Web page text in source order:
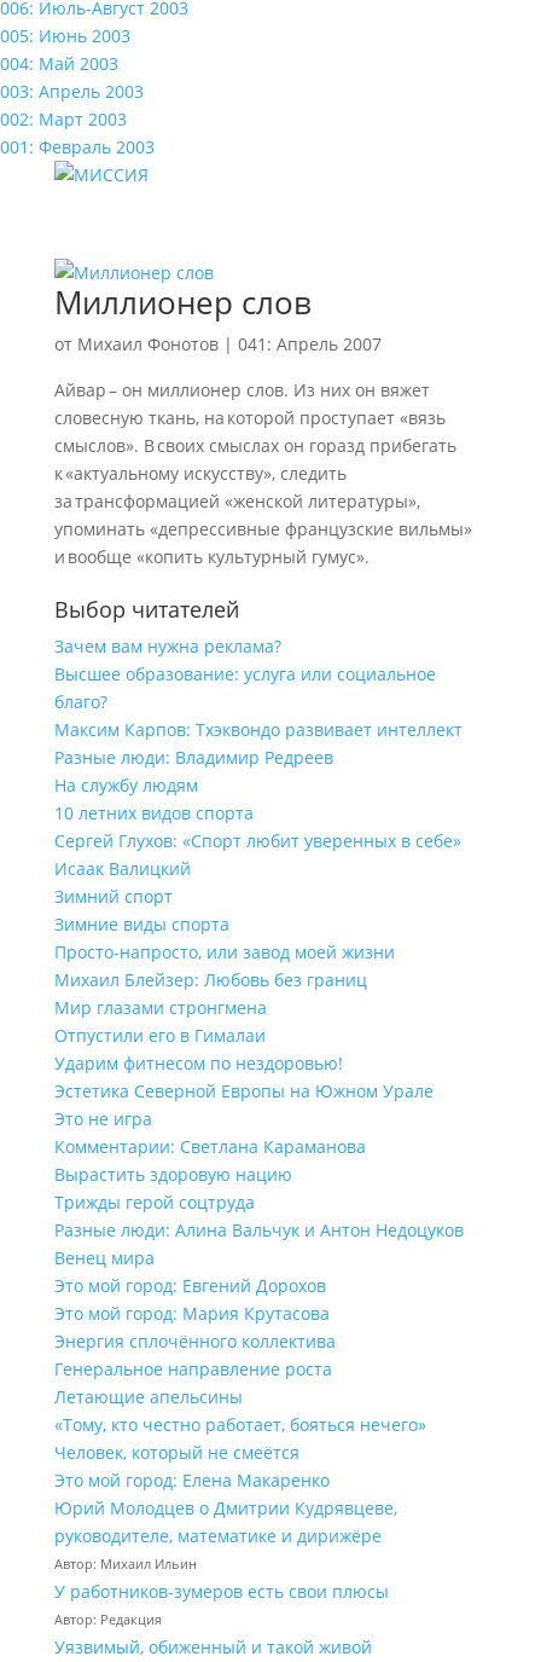
006: Июль-Август 2003
005: Июнь 2003
004: Май 2003
003: Апрель 2003
002: Март 2003
001: Февраль 2003
Миллионер слов
от Михаил Фонотов| 041: Апрель 2007
Айвар – он миллионер слов. Из них он вяжет
словесную ткань, на которой проступает «вязь
смыслов». В своих смыслах он горазд прибегать
к «актуальному искусству», следить
за трансформацией «женской литературы»,
упоминать «депрессивные французские вильмы»
и вообще «копить культурный гумус».
Выбор читателей
Зачем вам нужна реклама?
Высшее образование: услуга или социальное
благо?
Максим Карпов: Тхэквондо развивает интеллект
Разные люди: Владимир Редреев
На службу людям
10 летних видов спорта
Сергей Глухов: «Спорт любит уверенных в себе»
Исаак Валицкий
Зимний спорт
Зимние виды спорта
Просто-напросто, или завод моей жизни
Михаил Блейзер: Любовь без границ
Мир глазами стронгмена
Отпустили его в Гималаи
Ударим фитнесом по нездоровью!
Эстетика Северной Европы на Южном Урале
Это не игра
Комментарии: Светлана Караманова
Вырастить здоровую нацию
Трижды герой соцтруда
Разные люди: Алина Вальчук и Антон Недоцуков
Венец мира
Это мой город: Евгений Дорохов
Это мой город: Мария Крутасова
Энергия сплочённого коллектива
Генеральное направление роста
Летающие апельсины
«Тому, кто честно работает, бояться нечего»
Человек, который не смеётся
Это мой город: Елена Макаренко
Юрий Молодцев о Дмитрии Кудрявцеве,
руководителе, математике и дирижёре
Автор: Михаил Ильин
У работников‑зумеров есть свои плюсы
Автор: Редакция
Уязвимый, обиженный и такой живой